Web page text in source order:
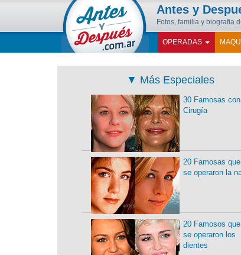
Antes y
Fotos, familia y biografia
OPERADAS
▼ Más Especiales
30 Famosas con
Cirugía
20 Famosas que
se operaron la
20 Famosos que
se operaron los
dientes